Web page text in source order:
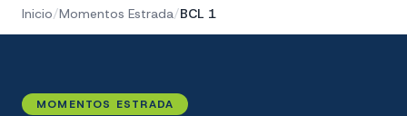
Inicio/Momentos Estrada/BCL 1
MOMENTOS ESTRADA